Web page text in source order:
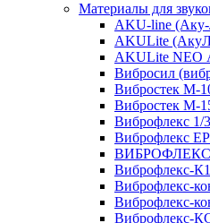
Материалы для
AKU-line
AKULite
AKULite NEO
Вибросил
Вибростек М-
Вибростек М-
Виброфлекс 1/
Виброфлекс
Виброфлекс-
Виброфлекс-
Виброфлекс-
Виброфлекс-